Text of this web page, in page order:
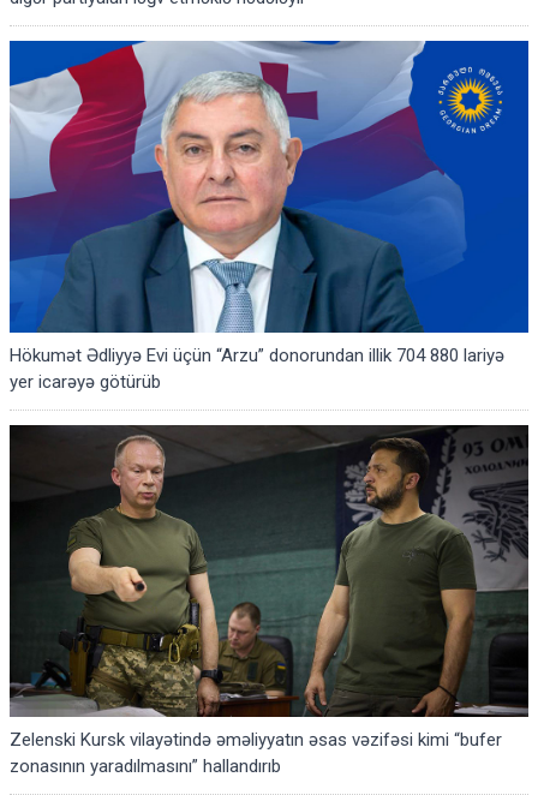
Hökumət Ədliyyə Evi üçün “Arzu” donorundan illik 704 880 lariyə
yer icarəyə götürüb
Zelenski Kursk vilayətində əməliyyatın əsas vəzifəsi kimi “bufer
zonasının yaradılmasını” hallandırıb